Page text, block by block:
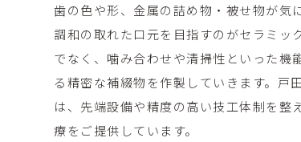
歯の色や形、金属の詰め物・被せ物が気
調和の取れた口元を目指すのがセラミッ
でなく、噛み合わせや清掃性といった機
る精密な補綴物を作製していきます。戸
は、先端設備や精度の高い技工体制を
療をご提供しています。